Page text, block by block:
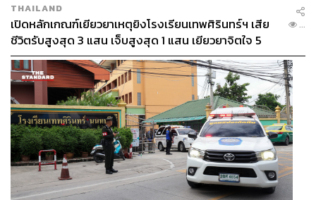
THAILAND
เปิดหลักเกณฑ์เยียวยาเหตุยิงโรงเรียนเทพศิรินทร์ฯ เสีย
ชีวิตรับสูงสุด 3 แสน เจ็บสูงสุด 1 แสน เยียวยาจิตใจ 5
ระดับ
...